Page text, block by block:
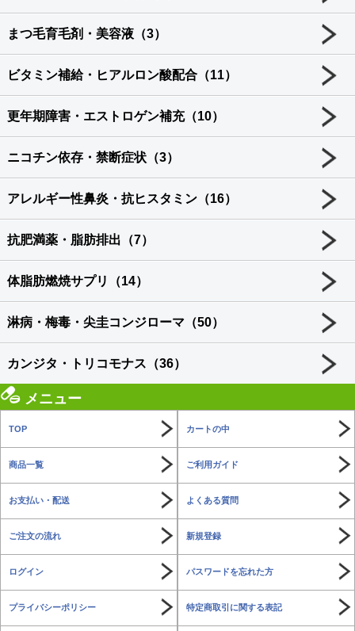
まつ毛育毛剤・美容液（3）
ビタミン補給・ヒアルロン酸配合（11）
更年期障害・エストロゲン補充（10）
ニコチン依存・禁断症状（3）
アレルギー性鼻炎・抗ヒスタミン（16）
抗肥満薬・脂肪排出（7）
体脂肪燃焼サプリ（14）
淋病・梅毒・尖圭コンジローマ（50）
カンジタ・トリコモナス（36）
メニュー
TOP カートの中
商品一覧 ご利用ガイド
お支払い・配送 よくある質問
ご注文の流れ 新規登録
ログイン パスワードを忘れた方
プライバシーポリシー 特定商取引に関する表記